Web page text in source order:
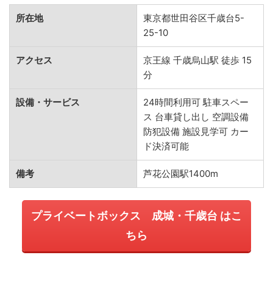
所在地
東京都世田谷区千歳台5-
25-10
アクセス
京王線 千歳烏山駅 徒歩 15
分
設備・サービス
24時間利用可 駐車スペー
ス 台車貸し出し 空調設備
防犯設備 施設見学可 カー
ド決済可能
備考 芦花公園駅1400m
プライベートボックス 成城・千歳台 はこ
ちら